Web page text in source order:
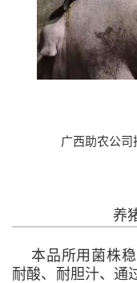
广西助农公司
养
本品所用菌株
耐酸、耐胆汁、通